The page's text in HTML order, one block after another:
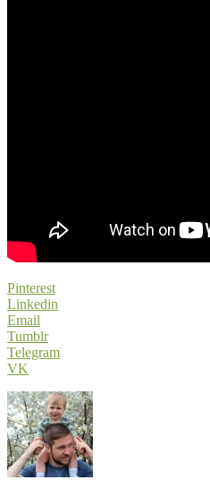
Pinterest
Linkedin
Email
Tumblr
Telegram
VK